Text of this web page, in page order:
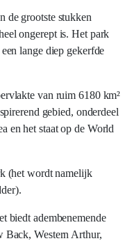
de grootste stukken
ongerept is. Het park
lange diep gekerfde
van ruim 6180 km²
gebied, onderdeel
en het staat op de World
(het wordt namelijk
biedt adembenemende
Back, Western Arthur,